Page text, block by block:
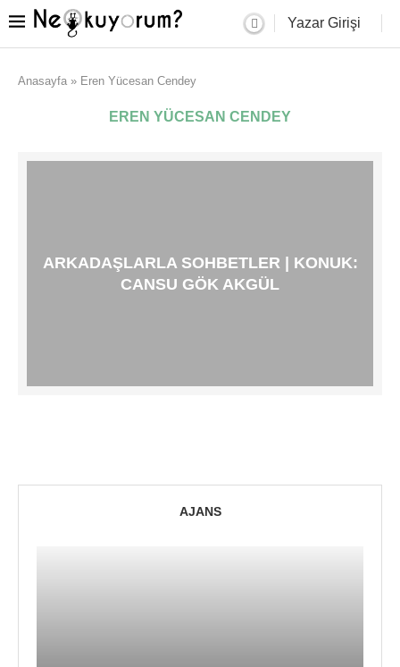
Yazar Girişi
Anasayfa » Eren Yücesan Cendey
EREN YÜCESAN CENDEY
ARKADAŞLARLA SOHBETLER | KONUK:
CANSU GÖK AKGÜL
AJANS